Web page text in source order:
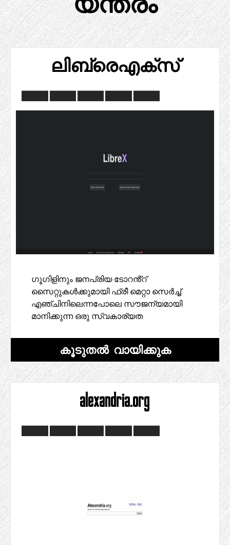
ലിബ്രെഎക്സ്
ഗൂഗിളിനും ജനപ്രിയ ടോറൻ്റ്
സൈറ്റുകൾക്കുമായി ഫ്രീ മെറ്റാ സെർച്ച്
എഞ്ചിനിലെന്നപോലെ സൗജന്യമായി
മാനിക്കുന്ന ഒരു സ്വകാര്യത
കൂടുതൽ വായിക്കുക
alexandria.org